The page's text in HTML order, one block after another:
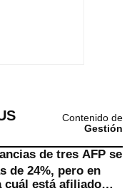
Contenido de
Gestión
de tres AFP se
de 24%, pero en
cuál está afiliado